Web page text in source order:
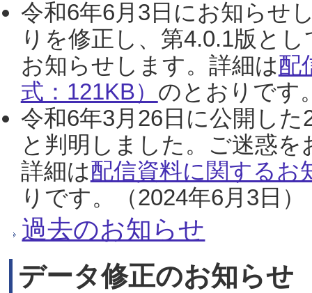
令和6年6月3日にお知らせ
りを修正し、第4.0.1版と
お知らせします。詳細は配
式：121KB） のとおりです
令和6年3月26日に公開し
と判明しました。ご迷惑
詳細は配信資料に関するお
りです。（2024年6月3日）
過去のお知らせ
データ修正のお知らせ